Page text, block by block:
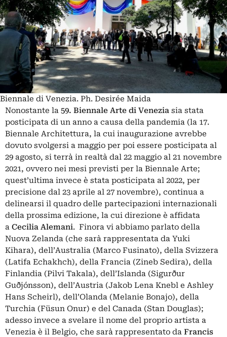
Biennale di Venezia. Ph. Desirée Maida
Nonostante la 59. Biennale Arte di Venezia sia stata
posticipata di un anno a causa della pandemia (la 17.
Biennale Architettura, la cui inaugurazione avrebbe
dovuto svolgersi a maggio per poi essere posticipata al
29 agosto, si terrà in realtà dal 22 maggio al 21 novembre
2021, ovvero nei mesi previsti per la Biennale Arte;
quest’ultima invece è stata posticipata al 2022, per
precisione dal 23 aprile al 27 novembre), continua a
delinearsi il quadro delle partecipazioni internazionali
della prossima edizione, la cui direzione è affidata
a Cecilia Alemani. Finora vi abbiamo parlato della
Nuova Zelanda (che sarà rappresentata da Yuki
Kihara), dell’Australia (Marco Fusinato), della Svizzera
(Latifa Echakhch), della Francia (Zineb Sedira), della
Finlandia (Pilvi Takala), dell’Islanda (Sigurður
Guðjónsson), dell’Austria (Jakob Lena Knebl e Ashley
Hans Scheirl), dell’Olanda (Melanie Bonajo), della
Turchia (Füsun Onur) e del Canada (Stan Douglas);
adesso invece a svelare il nome del proprio artista a
Venezia è il Belgio, che sarà rappresentato da Francis